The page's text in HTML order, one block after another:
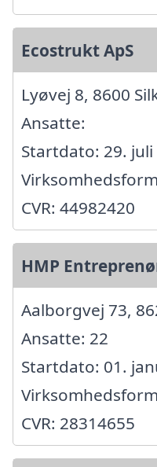
Ecostrukt ApS
Lyøvej 8, 8600
Ansatte:
Startdato: 29. juli
CVR: 44982420
HMP
Aalborgvej 73,
Ansatte: 22
Startdato: 01.
CVR: 28314655